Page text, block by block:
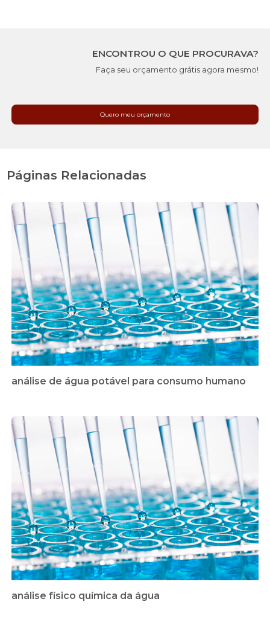
ENCONTROU O QUE PROCURAVA?
Faça seu orçamento grátis agora mesmo!
Quero meu orçamento
Páginas Relacionadas
análise de água potável para consumo humano
análise físico química da água